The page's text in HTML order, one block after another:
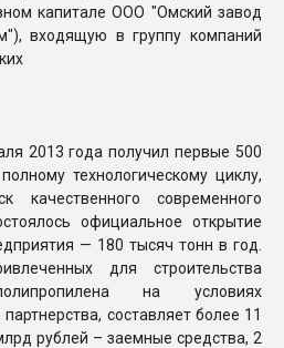
капитале ООО "Омский завод
входящую в группу компаний
2013 года получил первые 500
технологическому циклу,
качественного современного
официальное открытие
— 180 тысяч тонн в год.
для строительства
на условиях
составляет более 11
рублей – заемные средства, 2